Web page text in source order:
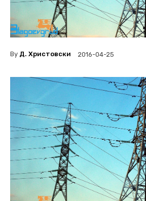
By Д. Христовски 2016-04-25